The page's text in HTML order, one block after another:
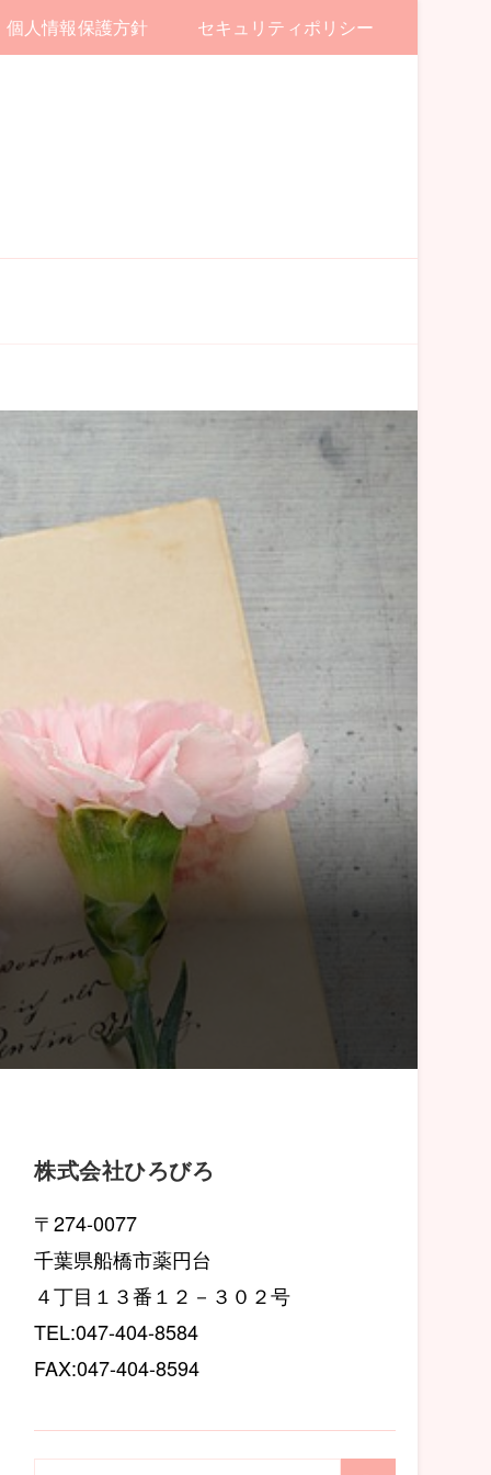
個人情報保護方針 セキュリティポリシー
株式会社ひろびろ
〒274-0077
千葉県船橋市薬円台
４丁目１３番１２－３０２号
TEL:047-404-8584
FAX:047-404-8594